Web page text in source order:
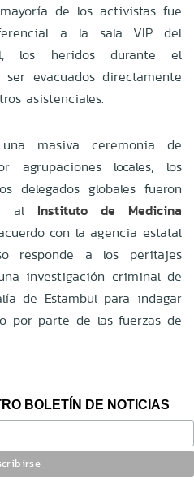
de los activistas fue
a la sala VIP del
los heridos durante el
evacuados directamente
asistenciales.
masiva ceremonia de
agrupaciones locales, los
delegados globales fueron
al Instituto de Medicina
con la agencia estatal
responde a los peritajes
investigación criminal de
de Estambul para indagar
por parte de las fuerzas de
BOLETÍN DE NOTICIAS